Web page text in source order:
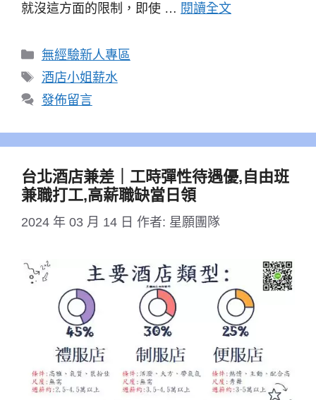
就沒這方面的限制，即使 … 閱讀全文
分
類
無經驗新人專區
標
籤
酒店小姐薪水
發佈留言
台北酒店兼差｜工時彈性待遇優,自由班
兼職打工,高薪職缺當日領
2024 年 03 月 14 日 作者: 星願團隊